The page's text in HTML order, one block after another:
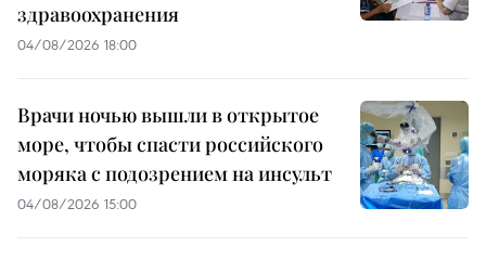
здравоохранения
04/08/2026 18:00
Врачи ночью вышли в открытое
море, чтобы спасти российского
моряка с подозрением на инсульт
04/08/2026 15:00